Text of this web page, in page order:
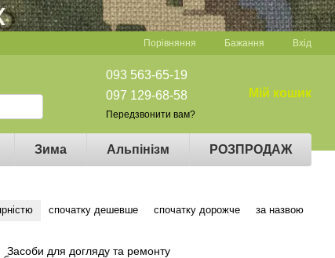
Порівняння Бажання Вхід
093 563-65-19
097 129-68-58
Передзвонити вам?
Мій кошик
Зима Альпінізм РОЗПРОДАЖ
спочатку дешевше спочатку дорожче за назвою
Засоби для догляду та ремонту